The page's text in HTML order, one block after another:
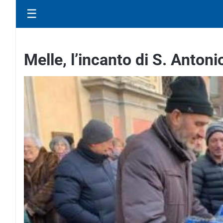
☰
Melle, l’incanto di S.